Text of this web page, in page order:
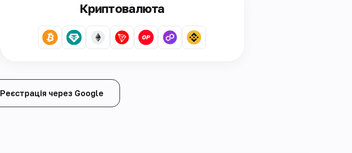
Криптовалюта
Реєстрація через Google